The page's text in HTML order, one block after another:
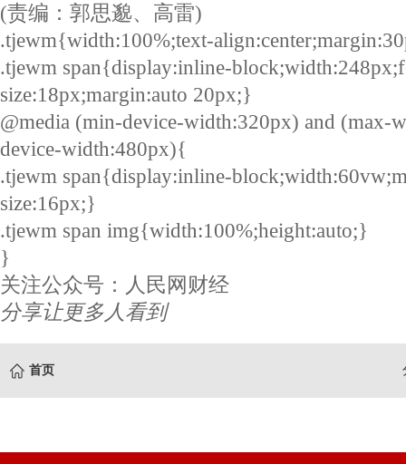
(责编：郭思邈、高雷)
.tjewm{width:100%;text-
.tjewm span{display:inline-
size:18px;margin:auto 20px;}
@media (min-device-width:320px) and (max-
device-width:480px){
.tjewm span{display:inline-
size:16px;}
.tjewm span img{width:100%;height:auto;}
}
关注公众号：人民网财经
分享让更多人看到
首页